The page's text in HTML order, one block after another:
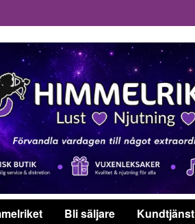
Bli säljare Kundtjänst